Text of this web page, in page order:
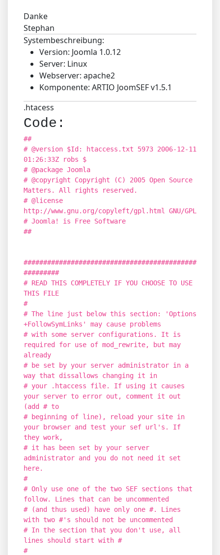
Danke
Stephan
Systembeschreibung:
Version: Joomla 1.0.12
Server: Linux
Webserver: apache2
Komponente: ARTIO JoomSEF v1.5.1
.htacess
Code:
##
# @version $Id: htaccess.txt 5973 2006-12-11
01:26:33Z robs $
# @package Joomla
# @copyright Copyright (C) 2005 Open Source
Matters. All rights reserved.
# @license
http://www.gnu.org/copyleft/gpl.html GNU/GPL
# Joomla! is Free Software
##
############################################
#########
# READ THIS COMPLETELY IF YOU CHOOSE TO USE
THIS FILE
#
# The line just below this section: 'Options
+FollowSymLinks' may cause problems
# with some server configurations. It is
required for use of mod_rewrite, but may
already
# be set by your server administrator in a
way that dissallows changing it in
# your .htaccess file. If using it causes
your server to error out, comment it out
(add # to
# beginning of line), reload your site in
your browser and test your sef url's. If
they work,
# it has been set by your server
administrator and you do not need it set
here.
#
# Only use one of the two SEF sections that
follow. Lines that can be uncommented
# (and thus used) have only one #. Lines
with two #'s should not be uncommented
# In the section that you don't use, all
lines should start with #
#